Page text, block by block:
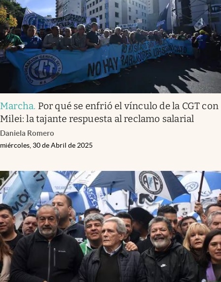
Marcha. Por qué se enfrió el vínculo de la CGT con
Milei: la tajante respuesta al reclamo salarial
Daniela Romero
miércoles, 30 de Abril de 2025